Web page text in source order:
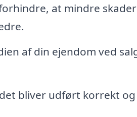
at mindre skader
af din ejendom ved
bliver udført korrekt